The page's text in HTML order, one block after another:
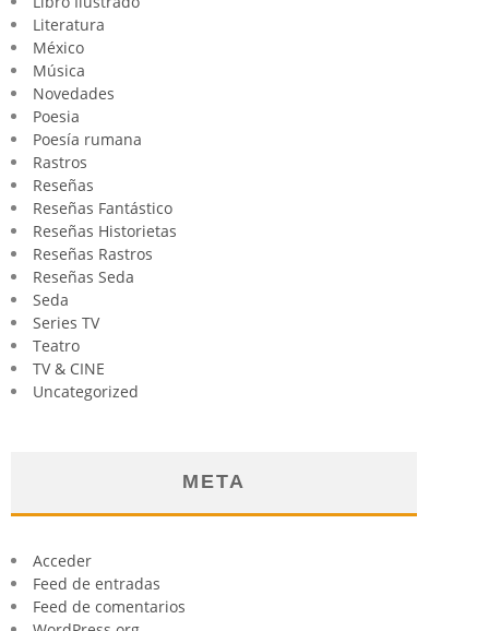
Literatura
México
Música
Novedades
Poesia
Poesía rumana
Rastros
Reseñas
Reseñas Fantástico
Reseñas Historietas
Reseñas Rastros
Reseñas Seda
Seda
Series TV
Teatro
TV & CINE
Uncategorized
META
Acceder
Feed de entradas
Feed de comentarios